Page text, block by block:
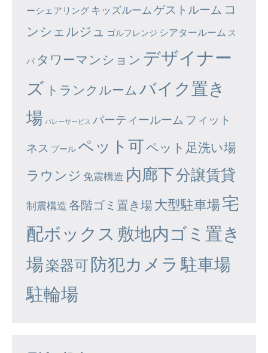
ーシェアリング キッズルーム ゲストルーム コ
ンシェルジュ
ゴルフレンジ シアタールーム ス
パ タワーマンション デザイナー
ズ トランクルーム バイク置き
場 バレーサービス パーティールーム フィット
ネス プール ペット可ペット足洗い場
ラウンジ 免震構造 内廊下分譲賃貸
制震構造 各階ゴミ置き場大型駐車場宅
配ボックス 敷地内ゴミ置き
場楽器可防犯カメラ 駐車場
駐輪場